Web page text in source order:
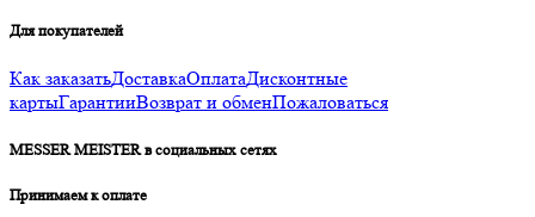
Для покупателей
Как заказатьДоставкаОплатаДисконтные
картыГарантииВозврат и обменПожаловаться
MESSER MEISTER в социальных сетях
Принимаем к оплате